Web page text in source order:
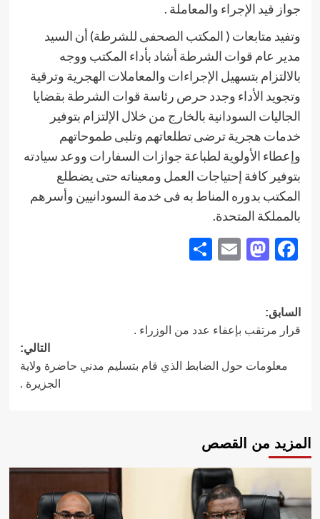
جواز قيد الإجراء والمعاملة .
وتفيد متابعات ( المكتب الصحفى للشرطة) أن السيد
مدير عام قوات الشرطة أشاد بأداء المكتب ووجه
بالالتزام بتسهيل الإجراءات والمعاملات الهجرية وترقية
وتجويد الأداء وجدد حرص رئاسة قوات الشرطة بقضايا
الجاليات السودانية بالخارج من خلال الإلتزام بتوفير
خدمات هجرية ترضى تطلعاتهم وتلبى طموحاتهم
وإعطاء الأولوية لطباعة جوازات السفارات ووعد سيادته
بتوفير كافة إحتياجات العمل ومعيناته حتى يضطلع
المكتب بدوره المناط به فى خدمة السودانيين وأسرهم
بالمملكة المتحدة.
Facebook
Mastodon
Email
تصفّح
المقالات
السابق:
قرار مرتقب بإعفاء عدد من الوزراء .
التالي:
معلومات حول الضابط الذي قام بتسليم مدني حاضرة ولاية
الجزيرة .
المزيد من القصص